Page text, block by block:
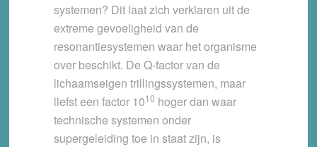
systemen? Dit laat zich verklaren uit de
extreme gevoeligheid van de
resonantiesystemen waar het organisme
over beschikt. De Q-factor van de
lichaamseigen trillingssystemen, maar
liefst een factor 1010 hoger dan waar
technische systemen onder
supergeleiding toe in staat zijn, is